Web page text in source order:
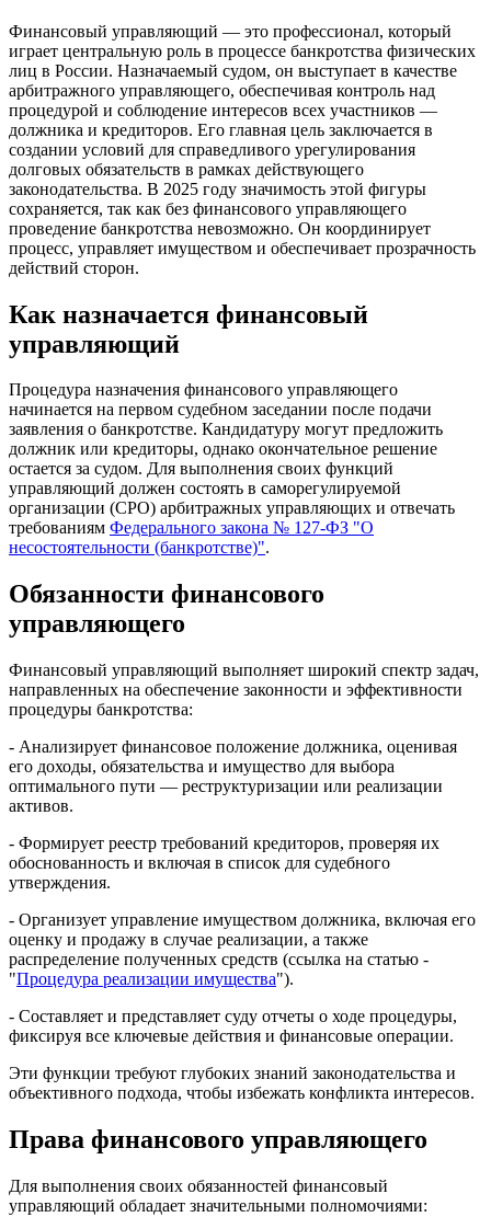
Финансовый управляющий — это профессионал, который
играет центральную роль в процессе банкротства физических
лиц в России. Назначаемый судом, он выступает в качестве
арбитражного управляющего, обеспечивая контроль над
процедурой и соблюдение интересов всех участников —
должника и кредиторов. Его главная цель заключается в
создании условий для справедливого урегулирования
долговых обязательств в рамках действующего
законодательства. В 2025 году значимость этой фигуры
сохраняется, так как без финансового управляющего
проведение банкротства невозможно. Он координирует
процесс, управляет имуществом и обеспечивает прозрачность
действий сторон.
Как назначается финансовый
управляющий
Процедура назначения финансового управляющего
начинается на первом судебном заседании после подачи
заявления о банкротстве. Кандидатуру могут предложить
должник или кредиторы, однако окончательное решение
остается за судом. Для выполнения своих функций
управляющий должен состоять в саморегулируемой
организации (СРО) арбитражных управляющих и отвечать
требованиям Федерального закона № 127-ФЗ "О
несостоятельности (банкротстве)".
Обязанности финансового
управляющего
Финансовый управляющий выполняет широкий спектр задач,
направленных на обеспечение законности и эффективности
процедуры банкротства:
- Анализирует финансовое положение должника, оценивая
его доходы, обязательства и имущество для выбора
оптимального пути — реструктуризации или реализации
активов.
- Формирует реестр требований кредиторов, проверяя их
обоснованность и включая в список для судебного
утверждения.
- Организует управление имуществом должника, включая его
оценку и продажу в случае реализации, а также
распределение полученных средств (ссылка на статью -
"Процедура реализации имущества").
- Составляет и представляет суду отчеты о ходе процедуры,
фиксируя все ключевые действия и финансовые операции.
Эти функции требуют глубоких знаний законодательства и
объективного подхода, чтобы избежать конфликта интересов.
Права финансового управляющего
Для выполнения своих обязанностей финансовый
управляющий обладает значительными полномочиями: